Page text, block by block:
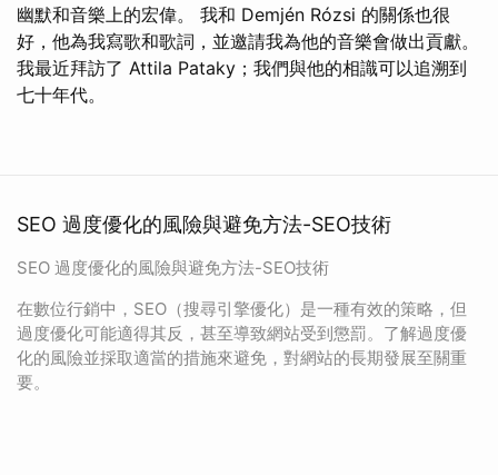
幽默和音樂上的宏偉。 我和 Demjén Rózsi 的關係也很
好，他為我寫歌和歌詞，並邀請我為他的音樂會做出貢獻。
我最近拜訪了 Attila Pataky；我們與他的相識可以追溯到
七十年代。
SEO 過度優化的風險與避免方法-SEO技術
SEO 過度優化的風險與避免方法-SEO技術
在數位行銷中，SEO（搜尋引擎優化）是一種有效的策略，但
過度優化可能適得其反，甚至導致網站受到懲罰。了解過度優
化的風險並採取適當的措施來避免，對網站的長期發展至關重
要。